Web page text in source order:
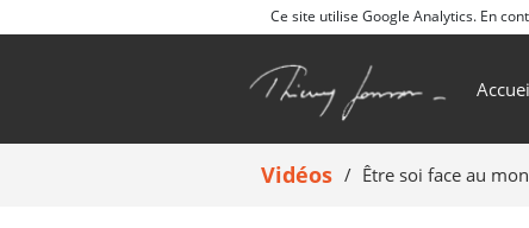
Ce site utilise Google Analytics. En
Vidéos Être soi face au